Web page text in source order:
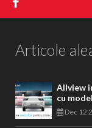
Articole
Allview
cu
Dec 12